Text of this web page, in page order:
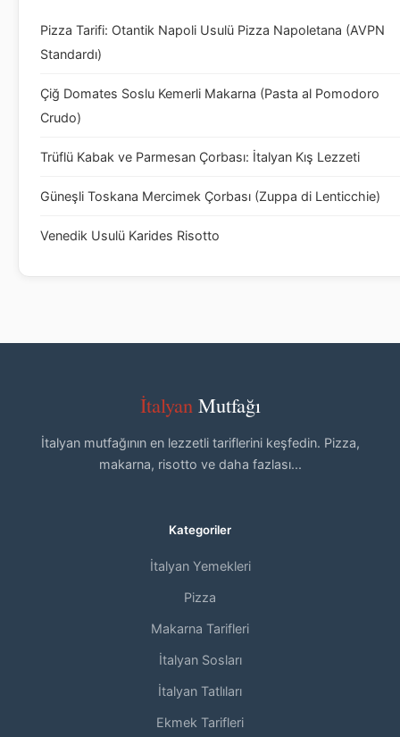
Pizza Tarifi: Otantik Napoli Usulü Pizza Napoletana (AVPN
Standardı)
Çiğ Domates Soslu Kemerli Makarna (Pasta al Pomodoro
Crudo)
Trüflü Kabak ve Parmesan Çorbası: İtalyan Kış Lezzeti
Güneşli Toskana Mercimek Çorbası (Zuppa di Lenticchie)
Venedik Usulü Karides Risotto
İtalyanMutfağı
İtalyan mutfağının en lezzetli tariflerini keşfedin. Pizza,
makarna, risotto ve daha fazlası...
Kategoriler
İtalyan Yemekleri
Pizza
Makarna Tarifleri
İtalyan Sosları
İtalyan Tatlıları
Ekmek Tarifleri